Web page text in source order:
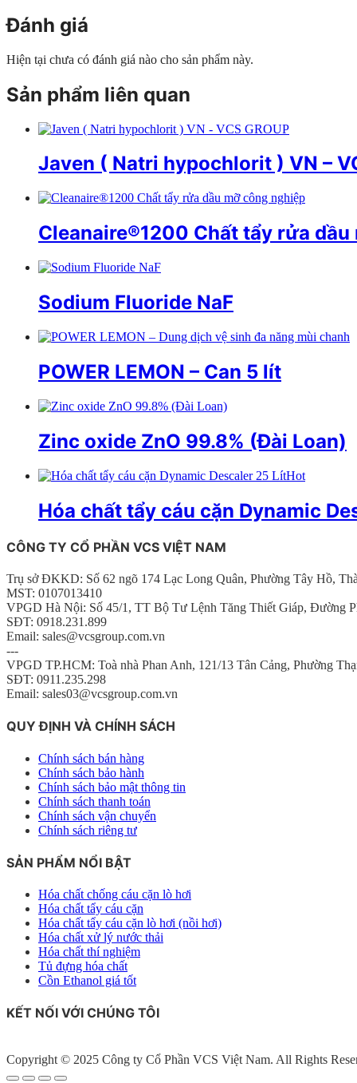
Đánh giá
Hiện tại chưa có đánh giá nào cho sản phẩm này.
Sản phẩm liên quan
Javen ( Natri hypochlorit ) VN –
Cleanaire®1200 Chất tẩy rửa
Sodium Fluoride NaF
POWER LEMON – Can 5 lít
Zinc oxide ZnO 99.8% (Đài Loan)
Hot
Hóa chất tẩy cáu cặn Dynamic
CÔNG TY CỔ PHẦN VCS VIỆT NAM
Trụ sở ĐKKD: Số 62 ngõ 174 Lạc Long Quân, Phường Tây Hồ,
MST: 0107013410
VPGD Hà Nội: Số 45/1, TT Bộ Tư Lệnh Tăng Thiết Giáp, Đường
SĐT: 0918.231.899
Email: sales@vcsgroup.com.vn
---
VPGD TP.HCM: Toà nhà Phan Anh, 121/13 Tân Cảng, Phường
SĐT: 0911.235.298
Email: sales03@vcsgroup.com.vn
QUY ĐỊNH VÀ CHÍNH SÁCH
Chính sách bán hàng
Chính sách bảo hành
Chính sách bảo mật thông tin
Chính sách thanh toán
Chính sách vận chuyển
Chính sách riêng tư
SẢN PHẨM NỔI BẬT
Hóa chất chống cáu cặn lò hơi
Hóa chất tẩy cáu cặn
Hóa chất tẩy cáu cặn lò hơi (nồi hơi)
Hóa chất xử lý nước thải
Hóa chất thí nghiệm
Tủ đựng hóa chất
Cồn Ethanol giá tốt
KẾT NỐI VỚI CHÚNG TÔI
Copyright © 2025 Công ty Cổ Phần VCS Việt Nam. All Rights